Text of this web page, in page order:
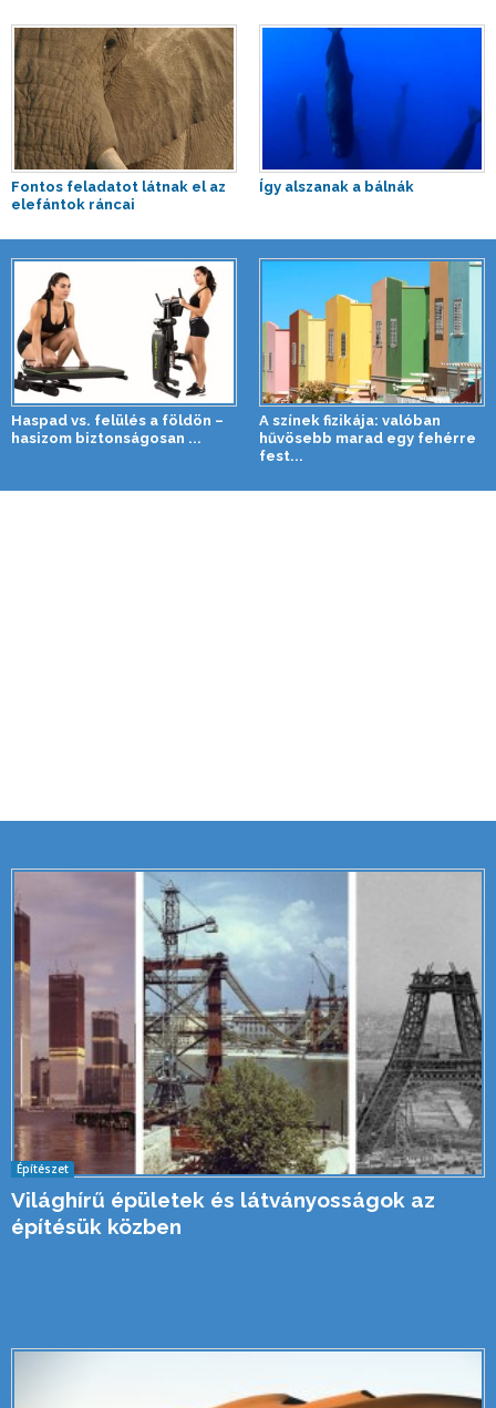
Fontos feladatot látnak el az
elefántok ráncai
Így alszanak a bálnák
Haspad vs. felülés a földön –
hasizom biztonságosan ...
A színek fizikája: valóban
hűvösebb marad egy fehérre
fest...
Építészet
Világhírű épületek és látványosságok az
építésük közben